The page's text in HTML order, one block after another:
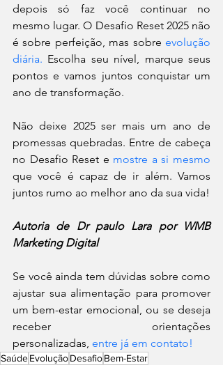
depois só faz você continuar no
mesmo lugar. O Desafio Reset 2025 não
é sobre perfeição, mas sobre evolução
diária. Escolha seu nível, marque seus
pontos e vamos juntos conquistar um
ano de transformação.
Não deixe 2025 ser mais um ano de
promessas quebradas. Entre de cabeça
no Desafio Reset e mostre a si mesmo
que você é capaz de ir além. Vamos
juntos rumo ao melhor ano da sua vida!
Autoria de Dr paulo Lara por WMB
Marketing Digital
Se você ainda tem dúvidas sobre como
ajustar sua alimentação para promover
um bem-estar emocional, ou se deseja
receber orientações
personalizadas, entre já em contato!
SaúdeEvoluçãoDesafioBem-Estar